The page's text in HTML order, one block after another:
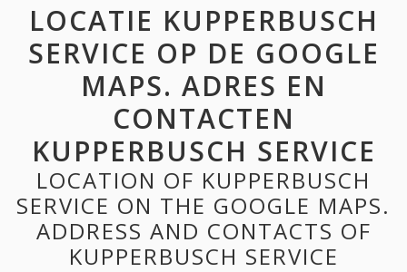
LOCATIE KUPPERBUSCH
SERVICE OP DE GOOGLE
MAPS. ADRES EN
CONTACTEN
KUPPERBUSCH SERVICE
LOCATION OF KUPPERBUSCH
SERVICE ON THE GOOGLE MAPS.
ADDRESS AND CONTACTS OF
KUPPERBUSCH SERVICE